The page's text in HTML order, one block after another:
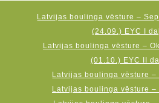
Latvijas boulinga vēsture –
(24.09.) EYC I
Latvijas boulinga vēsture –
(01.10.) EYC II
Latvijas boulinga vēsture –
Latvijas boulinga vēsture –